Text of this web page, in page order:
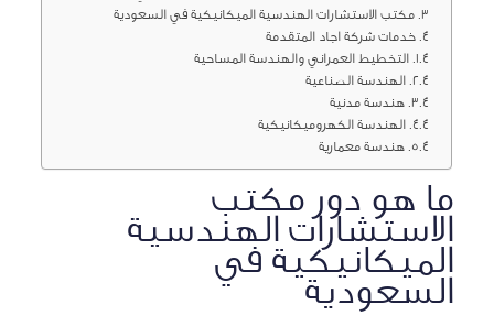
مكتب الاستشارات الهندسية الميكانيكية في السعودية
خدمات شركة اجاد المتقدمة
التخطيط العمراني والهندسة المساحية
الهندسة الصناعية
هندسة مدنية
الهندسة الكهروميكانيكية
هندسة معمارية
ما هو دور مكتب
الاستشارات الهندسية
الميكانيكية في
السعودية